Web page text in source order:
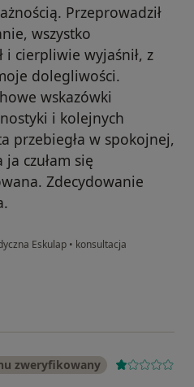
Przeprowadził
wszystko
i cierpliwie wyjaśnił, z
dolegliwości.
wskazówki
i kolejnych
przebiegła w spokojnej,
czułam się
Zdecydowanie
Eskulap • konsultacja
zweryfikowany